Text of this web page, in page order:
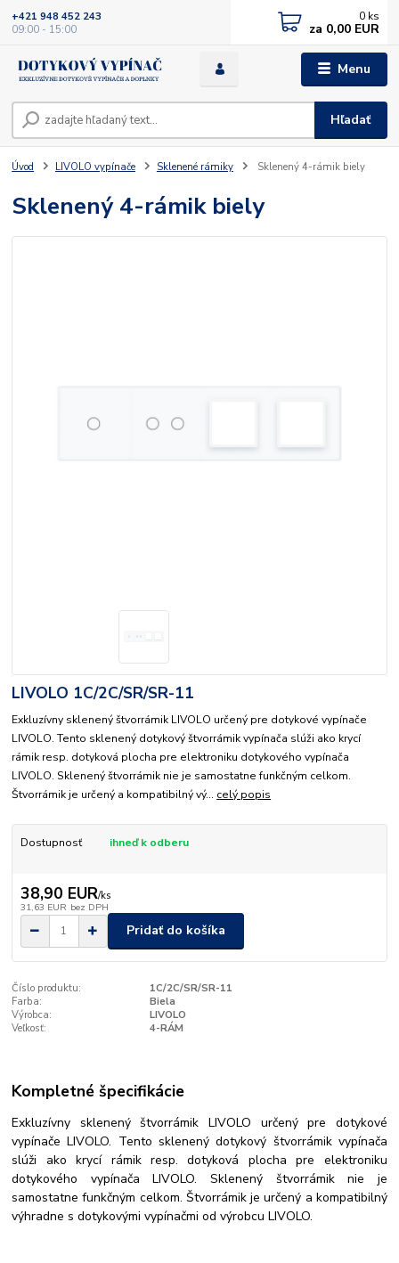
Menu
Hľadať
+421 948 452 243
09:00 - 15:00
0 ks
za 0,00 EUR
Úvod LIVOLO vypínače Sklenené rámiky Sklenený 4-rámik biely
Sklenený 4-rámik biely
LIVOLO 1C/2C/SR/SR-11
Exkluzívny sklenený štvorrámik LIVOLO určený pre dotykové vypínače
LIVOLO. Tento sklenený dotykový štvorrámik vypínača slúži ako krycí
rámik resp. dotyková plocha pre elektroniku dotykového vypínača
LIVOLO. Sklenený štvorrámik nie je samostatne funkčným celkom.
Štvorrámik je určený a kompatibilný vý... celý popis
Dostupnosť ihneď k odberu
38,90 EUR/ks
31,63 EUR bez DPH
Pridať do košíka
Číslo produktu:
1C/2C/SR/SR-11
Farba:
Biela
Výrobca:
LIVOLO
Veľkosť:
4-RÁM
Kompletné špecifikácie
Exkluzívny sklenený štvorrámik LIVOLO určený pre dotykové
vypínače LIVOLO. Tento sklenený dotykový štvorrámik vypínača
slúži ako krycí rámik resp. dotyková plocha pre elektroniku
dotykového vypínača LIVOLO. Sklenený štvorrámik nie je
samostatne funkčným celkom. Štvorrámik je určený a kompatibilný
výhradne s dotykovými vypínačmi od výrobcu LIVOLO.